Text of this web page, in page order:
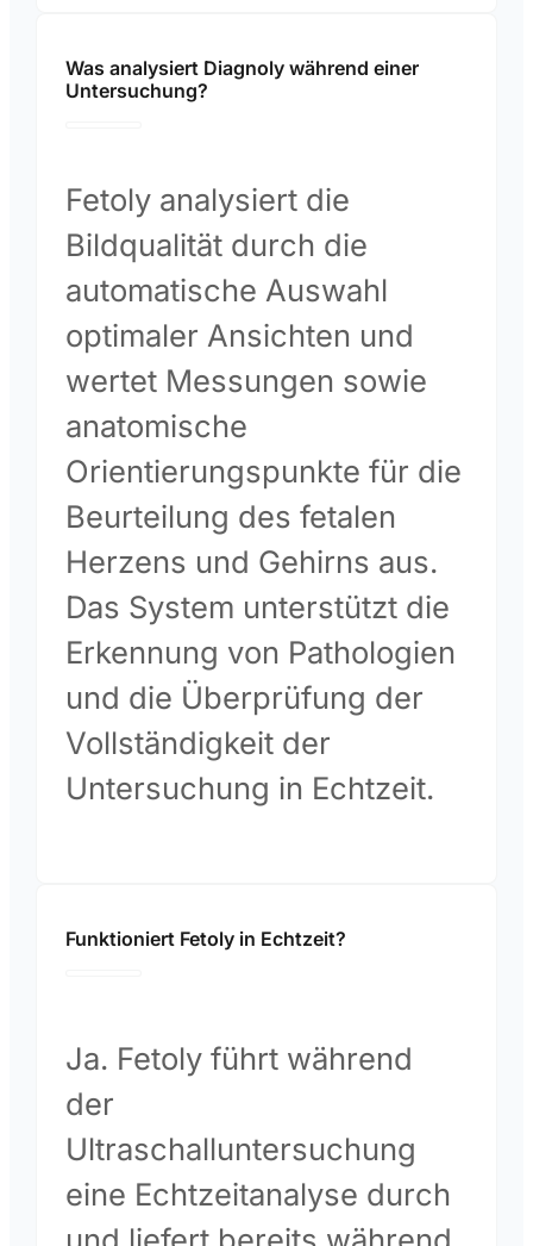
Was analysiert Diagnoly während einer
Untersuchung?
Fetoly analysiert die
Bildqualität durch die
automatische Auswahl
optimaler Ansichten und
wertet Messungen sowie
anatomische
Orientierungspunkte für die
Beurteilung des fetalen
Herzens und Gehirns aus.
Das System unterstützt die
Erkennung von Pathologien
und die Überprüfung der
Vollständigkeit der
Untersuchung in Echtzeit.
Funktioniert Fetoly in Echtzeit?
Ja. Fetoly führt während
der
Ultraschalluntersuchung
eine Echtzeitanalyse durch